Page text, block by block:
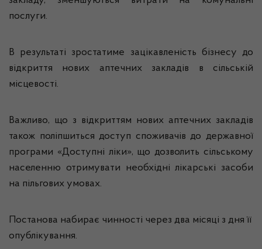
послуги.
В результаті зростатиме зацікавленість бізнесу до
відкриття нових аптечних закладів в сільській
місцевості.
Важливо, що з відкриттям нових аптечних закладів
також поліпшиться доступ споживачів до державної
програми «Доступні ліки», що дозволить сільському
населенню отримувати необхідні лікарські засоби
на пільгових умовах.
Постанова набирає чинності через два місяці з дня її
опублікування.